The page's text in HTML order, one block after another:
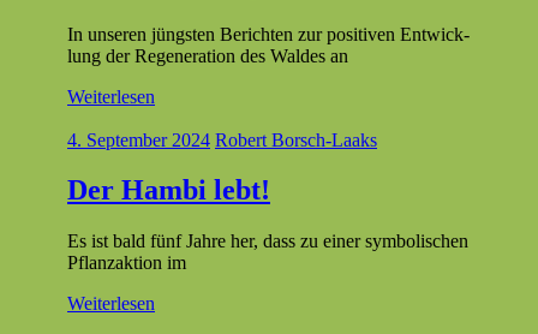
In unseren jüng­sten Bericht­en zur pos­i­tiv­en Entwick­
lung der Regen­er­a­tion des Waldes an
Weiterlesen
4. September 2024 Robert Borsch-Laaks
Der Hambi lebt!
Es ist bald fünf Jahre her, dass zu ein­er sym­bol­is­chen
Pflan­za­k­tion im
Weiterlesen